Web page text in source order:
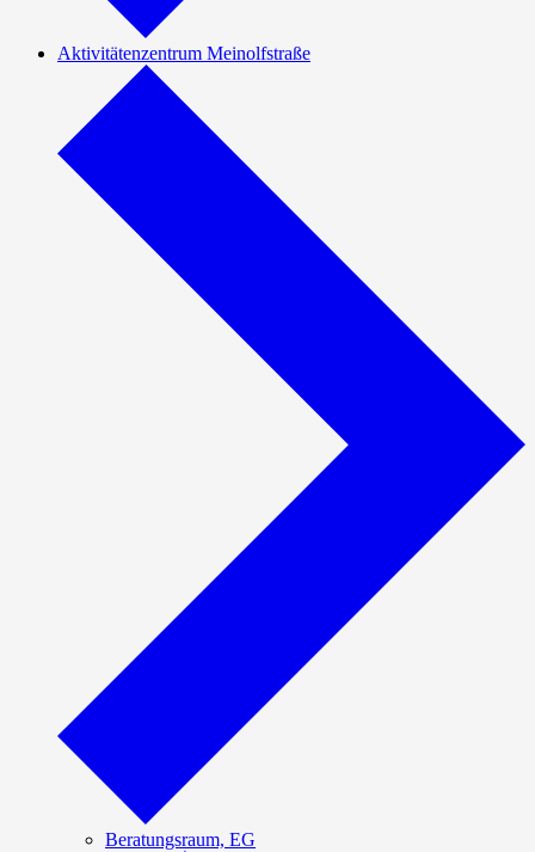
Aktivitätenzentrum Meinolfstraße
Beratungsraum, EG